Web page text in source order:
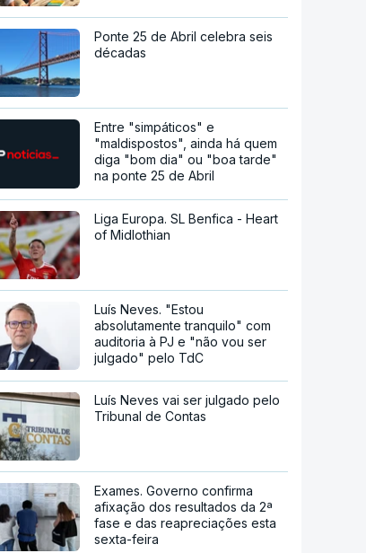
Ponte 25 de Abril celebra seis
décadas
Entre "simpáticos" e
"maldispostos", ainda há quem
diga "bom dia" ou "boa tarde"
na ponte 25 de Abril
Liga Europa. SL Benfica - Heart
of Midlothian
Luís Neves. "Estou
absolutamente tranquilo" com
auditoria à PJ e "não vou ser
julgado" pelo TdC
Luís Neves vai ser julgado pelo
Tribunal de Contas
Exames. Governo confirma
afixação dos resultados da 2ª
fase e das reapreciações esta
sexta-feira